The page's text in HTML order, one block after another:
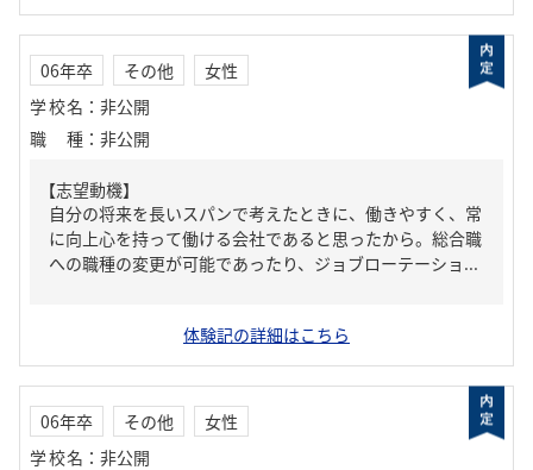
06年卒 その他
女性
学校名 ： 非公開
職種 ： 非公開
【志望動機】
自分の将来を長いスパンで考えたときに、働きやすく、常
に向上心を持って働ける会社であると思ったから。総合職
への職種の変更が可能であったり、ジョブローテーショ...
体験記の詳細はこちら
06年卒 その他
女性
学校名 ： 非公開